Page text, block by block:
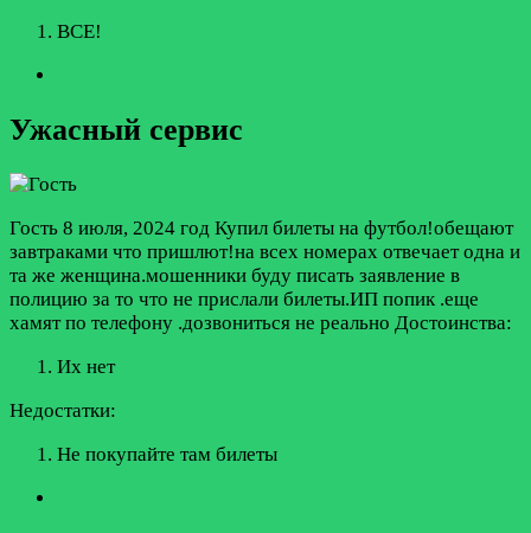
ВСЕ!
Ужасный сервис
Гость 8 июля, 2024 год Купил билеты на футбол!обещают
завтраками что пришлют!на всех номерах отвечает одна и
та же женщина.мошенники буду писать заявление в
полицию за то что не прислали билеты.ИП попик .еще
хамят по телефону .дозвониться не реально Достоинства:
Их нет
Недостатки:
Не покупайте там билеты